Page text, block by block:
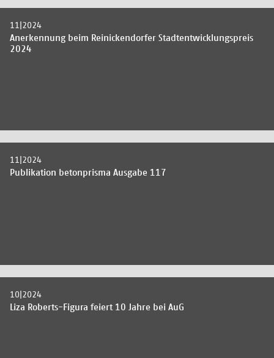
11|2024
Anerkennung beim Reinickendorfer Stadtentwicklungspreis
2024
11|2024
Publikation betonprisma Ausgabe 117
10|2024
Liza Roberts-Figura feiert 10 Jahre bei AuG